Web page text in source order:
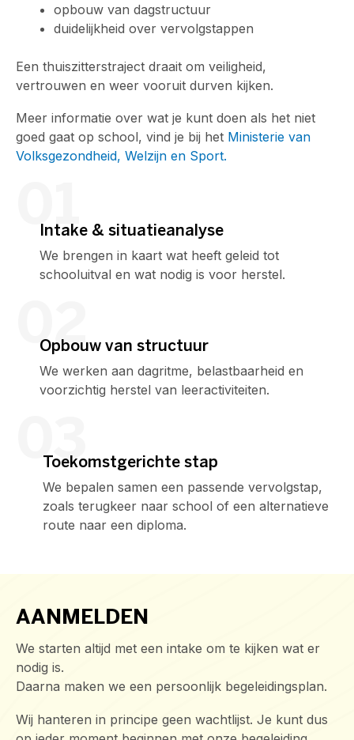
opbouw van dagstructuur
duidelijkheid over vervolgstappen
Een thuiszitterstraject draait om veiligheid,
vertrouwen en weer vooruit durven kijken.
Meer informatie over wat je kunt doen als het niet
goed gaat op school, vind je bij het Ministerie van
Volksgezondheid, Welzijn en Sport.
01
Intake & situatieanalyse
We brengen in kaart wat heeft geleid tot
schooluitval en wat nodig is voor herstel.
02
Opbouw van structuur
We werken aan dagritme, belastbaarheid en
voorzichtig herstel van leeractiviteiten.
03
Toekomstgerichte stap
We bepalen samen een passende vervolgstap,
zoals terugkeer naar school of een alternatieve
route naar een diploma.
AANMELDEN
We starten altijd met een intake om te kijken wat er
nodig is.
Daarna maken we een persoonlijk begeleidingsplan.
Wij hanteren in principe geen wachtlijst. Je kunt dus